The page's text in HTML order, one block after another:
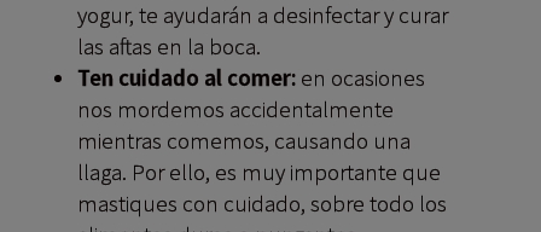
yogur, te ayudarán a desinfectar y curar
las aftas en la boca.
Ten cuidado al comer:en ocasiones
nos mordemos accidentalmente
mientras comemos, causando una
llaga. Por ello, es muy importante que
mastiques con cuidado, sobre todo los